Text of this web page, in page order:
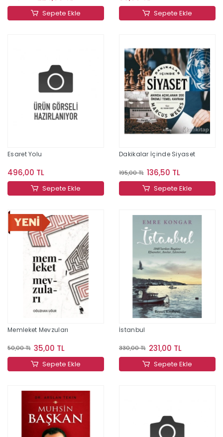
Sepete Ekle Sepete Ekle
Esaret Yolu
496,00 TL
Sepete Ekle
Dakikalar İçinde Siyaset
195,00 TL 136,50 TL
Sepete Ekle
Memleket Mevzuları
50,00 TL 35,00 TL
Sepete Ekle
İstanbul
330,00 TL 231,00 TL
Sepete Ekle